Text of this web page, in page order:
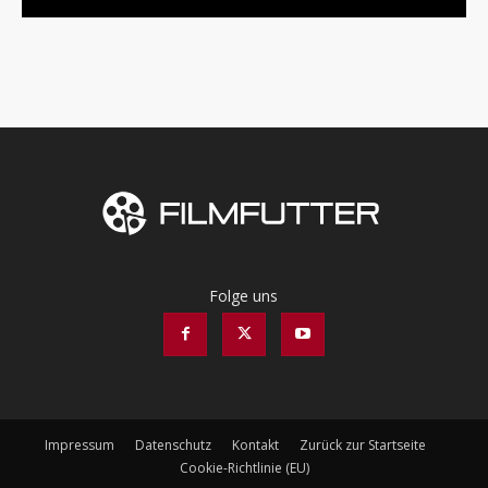
Folge uns
Impressum Datenschutz Kontakt
Zurück zur Startseite
Cookie-Richtlinie (EU)